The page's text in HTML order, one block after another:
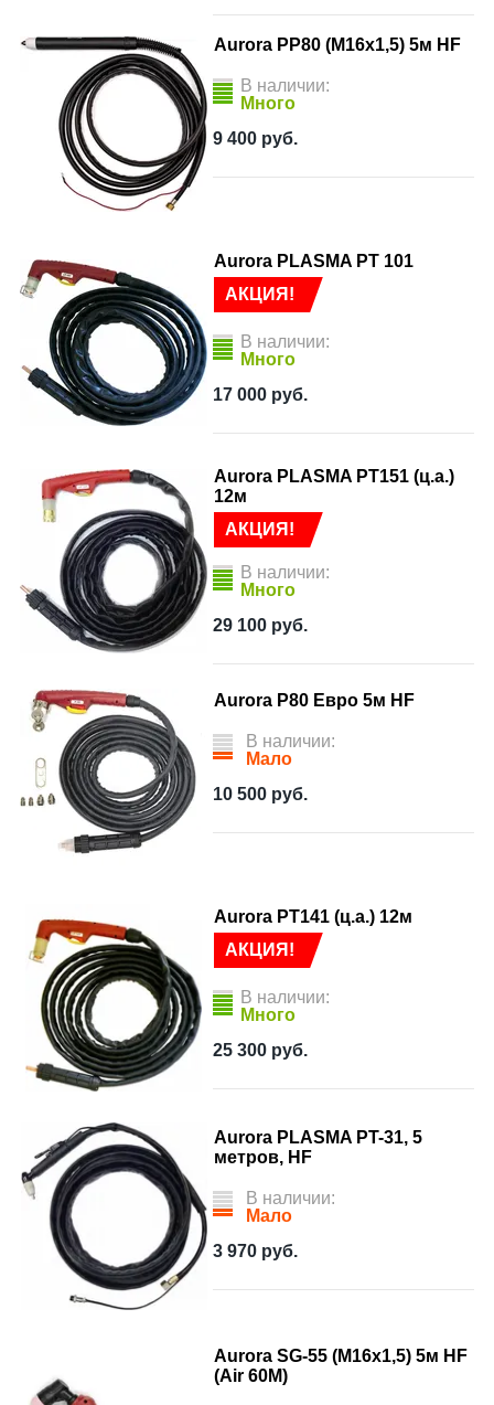
Aurora PP80 (М16х1,5) 5м HF
В наличии:
Много
9 400 руб.
АКЦИЯ!
Aurora PLASMA PT 101
В наличии:
Много
17 000 руб.
АКЦИЯ!
Aurora PLASMA PT151 (ц.а.)
12м
В наличии:
Много
29 100 руб.
Aurora P80 Евро 5м HF
В наличии:
Мало
10 500 руб.
АКЦИЯ!
Aurora PT141 (ц.а.) 12м
В наличии:
Много
25 300 руб.
Aurora PLASMA PT-31, 5
метров, HF
В наличии:
Мало
3 970 руб.
Aurora SG-55 (М16x1,5) 5м HF
(Air 60M)